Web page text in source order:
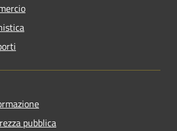
pubblica